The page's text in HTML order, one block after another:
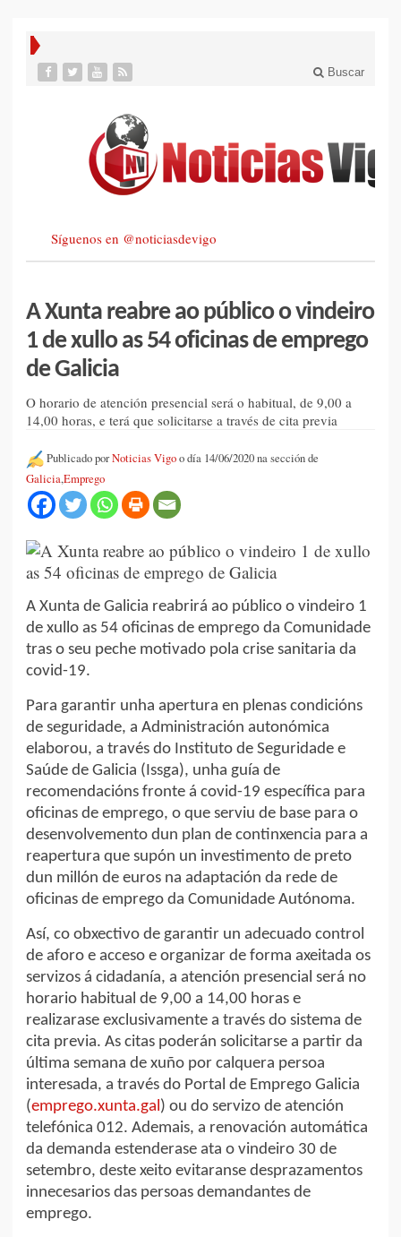
Buscar
Síguenos en @noticiasdevigo
A Xunta reabre ao público o vindeiro
1 de xullo as 54 oficinas de emprego
de Galicia
O horario de atención presencial será o habitual, de 9,00 a
14,00 horas, e terá que solicitarse a través de cita previa
Publicado porNoticias Vigoo día 14/06/2020 na sección de
Galicia,Emprego
A Xunta de Galicia reabrirá ao público o vindeiro 1
de xullo as 54 oficinas de emprego da Comunidade
tras o seu peche motivado pola crise sanitaria da
covid-19.
Para garantir unha apertura en plenas condicións
de seguridade, a Administración autonómica
elaborou, a través do Instituto de Seguridade e
Saúde de Galicia (Issga), unha guía de
recomendacións fronte á covid-19 específica para
oficinas de emprego, o que serviu de base para o
desenvolvemento dun plan de continxencia para a
reapertura que supón un investimento de preto
dun millón de euros na adaptación da rede de
oficinas de emprego da Comunidade Autónoma.
Así, co obxectivo de garantir un adecuado control
de aforo e acceso e organizar de forma axeitada os
servizos á cidadanía, a atención presencial será no
horario habitual de 9,00 a 14,00 horas e
realizarase exclusivamente a través do sistema de
cita previa. As citas poderán solicitarse a partir da
última semana de xuño por calquera persoa
interesada, a través do Portal de Emprego Galicia
(emprego.xunta.gal) ou do servizo de atención
telefónica 012. Ademais, a renovación automática
da demanda estenderase ata o vindeiro 30 de
setembro, deste xeito evitaranse desprazamentos
innecesarios das persoas demandantes de
emprego.